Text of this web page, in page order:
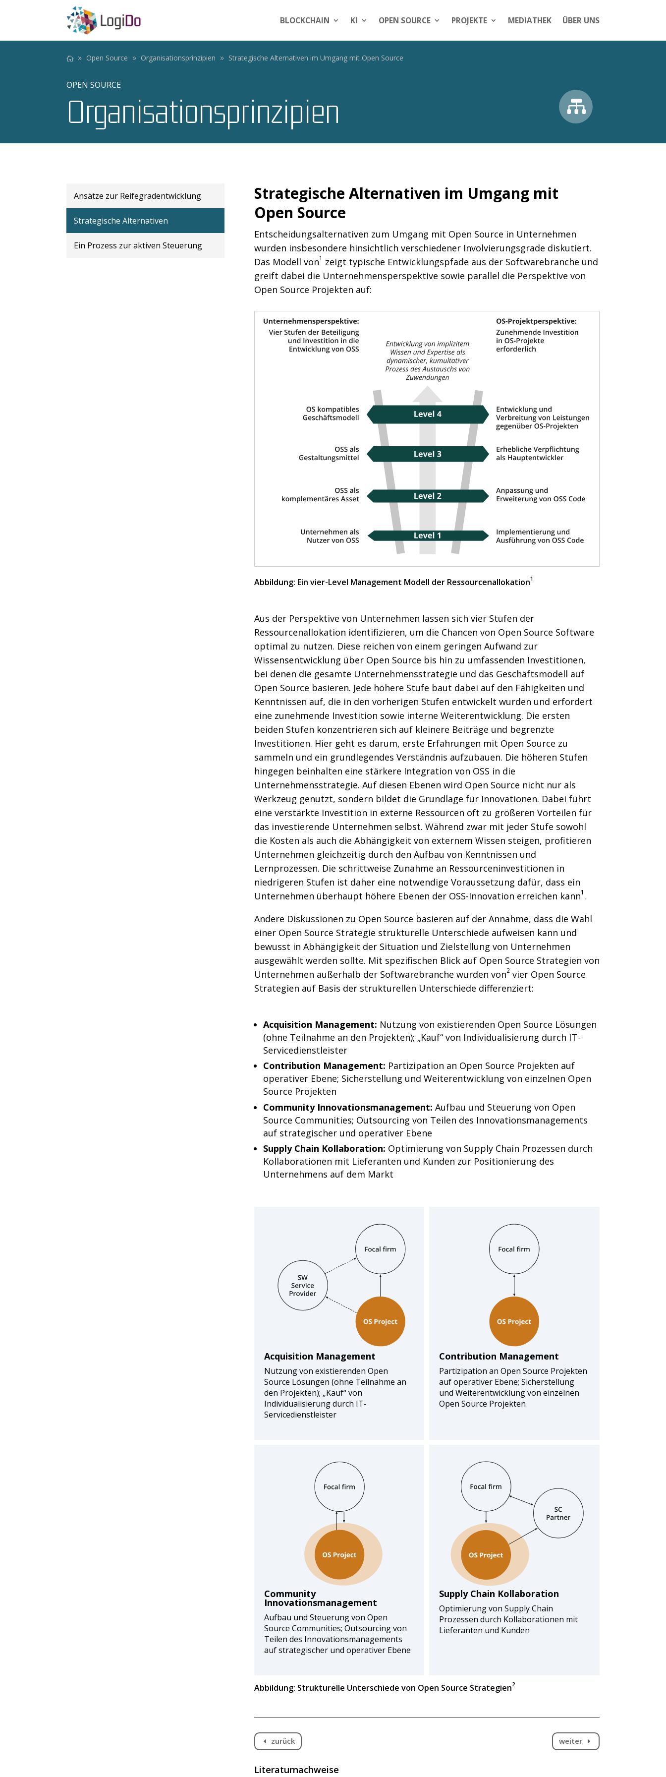
BLOCKCHAIN KI OPEN SOURCE PROJEKTE MEDIATHEK ÜBER UNS
Open Source Organisationsprinzipien Strategische Alternativen im Umgang mit Open Source
OPEN SOURCE
Organisations­prinzipien 
Ansätze zur Reifegradentwicklung
Strategische Alternativen
Ein Prozess zur aktiven Steuerung
Strategische Alternativen im Umgang mit
Open Source
Entscheidungsalternativen zum Umgang mit Open Source in Unternehmen
wurden insbesondere hinsichtlich verschiedener Involvierungsgrade diskutiert.
Das Modell von1 zeigt typische Entwicklungspfade aus der Softwarebranche und
greift dabei die Unternehmensperspektive sowie parallel die Perspektive von
Open Source Projekten auf:
Abbildung: Ein vier-Level Management Modell der Ressourcenallokation1
Aus der Perspektive von Unternehmen lassen sich vier Stufen der
Ressourcenallokation identifizieren, um die Chancen von Open Source Software
optimal zu nutzen. Diese reichen von einem geringen Aufwand zur
Wissensentwicklung über Open Source bis hin zu umfassenden Investitionen,
bei denen die gesamte Unternehmensstrategie und das Geschäftsmodell auf
Open Source basieren. Jede höhere Stufe baut dabei auf den Fähigkeiten und
Kenntnissen auf, die in den vorherigen Stufen entwickelt wurden und erfordert
eine zunehmende Investition sowie interne Weiterentwicklung. Die ersten
beiden Stufen konzentrieren sich auf kleinere Beiträge und begrenzte
Investitionen. Hier geht es darum, erste Erfahrungen mit Open Source zu
sammeln und ein grundlegendes Verständnis aufzubauen. Die höheren Stufen
hingegen beinhalten eine stärkere Integration von OSS in die
Unternehmensstrategie. Auf diesen Ebenen wird Open Source nicht nur als
Werkzeug genutzt, sondern bildet die Grundlage für Innovationen. Dabei führt
eine verstärkte Investition in externe Ressourcen oft zu größeren Vorteilen für
das investierende Unternehmen selbst. Während zwar mit jeder Stufe sowohl
die Kosten als auch die Abhängigkeit von externem Wissen steigen, profitieren
Unternehmen gleichzeitig durch den Aufbau von Kenntnissen und
Lernprozessen. Die schrittweise Zunahme an Ressourceninvestitionen in
niedrigeren Stufen ist daher eine notwendige Voraussetzung dafür, dass ein
Unternehmen überhaupt höhere Ebenen der OSS-Innovation erreichen kann1 .
Andere Diskussionen zu Open Source basieren auf der Annahme, dass die Wahl
einer Open Source Strategie strukturelle Unterschiede aufweisen kann und
bewusst in Abhängigkeit der Situation und Zielstellung von Unternehmen
ausgewählt werden sollte. Mit spezifischen Blick auf Open Source Strategien von
Unternehmen außerhalb der Softwarebranche wurden von2vier Open Source
Strategien auf Basis der strukturellen Unterschiede differenziert:
Acquisition Management: Nutzung von existierenden Open Source Lösungen
(ohne Teilnahme an den Projekten); „Kauf“ von Individualisierung durch IT-
Servicedienstleister
Contribution Management: Partizipation an Open Source Projekten auf
operativer Ebene; Sicherstellung und Weiterentwicklung von einzelnen Open
Source Projekten
Community Innovationsmanagement: Aufbau und Steuerung von Open
Source Communities; Outsourcing von Teilen des Innovationsmanagements
auf strategischer und operativer Ebene
Supply Chain Kollaboration: Optimierung von Supply Chain Prozessen durch
Kollaborationen mit Lieferanten und Kunden zur Positionierung des
Unternehmens auf dem Markt
Acquisition Management
Nutzung von existierenden Open
Source Lösungen (ohne Teilnahme an
den Projekten); „Kauf“ von
Individualisierung durch IT-
Servicedienstleister
Contribution Management
Partizipation an Open Source Projekten
auf operativer Ebene; Sicherstellung
und Weiterentwicklung von einzelnen
Open Source Projekten
Community
Innovationsmanagement
Aufbau und Steuerung von Open
Source Communities; Outsourcing von
Teilen des Innovationsmanagements
auf strategischer und operativer Ebene
Supply Chain Kollaboration
Optimierung von Supply Chain
Prozessen durch Kollaborationen mit
Lieferanten und Kunden
Abbildung: Strukturelle Unterschiede von Open Source Strategien2
D zurück E
weiter
Literaturnachweise